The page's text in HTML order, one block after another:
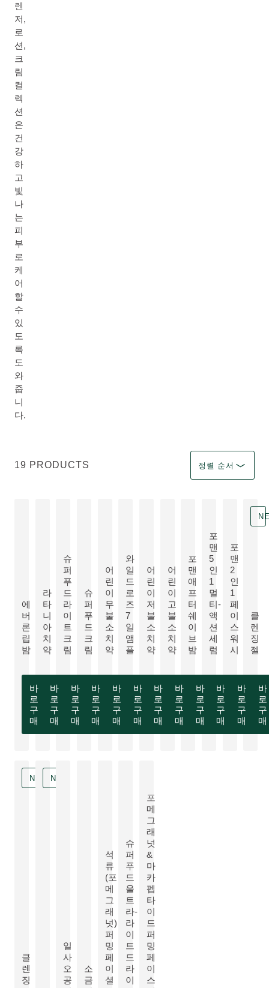
렌
저,
로
션,
크
림
컬
렉
션
은
건
강
하
고
빛
나
는
피
부
로
케
어
할
수
있
도
록
도
와
줍
니
다.
19 PRODUCTS 정렬 순서
더 알아보기:
에
버
론
립
밤
바
로
구
매
더 알아보기:
라
타
니
아
치
약
바
로
구
매
더 알아보기:
슈
퍼
푸
드
라
이
트
크
림
바
로
구
매
더 알아보기:
슈
퍼
푸
드
크
림
바
로
구
매
더 알아보기:
어
린
이
무
불
소
치
약
바
로
구
매
더 알아보기:
와
일
드
로
즈
7
일
앰
플
바
로
구
매
더 알아보기:
어
린
이
저
불
소
치
약
바
로
구
매
더 알아보기:
어
린
이
고
불
소
치
약
바
로
구
매
더 알아보기:
포
맨
애
프
터
쉐
이
브
밤
바
로
구
매
더 알아보기:
포
맨
5
인
1
멀
티-
액
션
세
럼
바
로
구
매
더 알아보
포
맨
2
인
1
페
이
스
워
시
바
로
구
매
더
클
렌
징
젤
바
로
구
매
NEW
더 알아보기:
클
렌
징
NEW
더 알아보기:
일
사
오
공
소
금
더 알아보기:
석
류
(포
메
그
래
넛)
퍼
밍
페
이
셜
더 알아보기:
슈
퍼
푸
드
울
트
라-
라
이
트
드
라
이
더 알아보기:
포
메
그
래
넛
&
마
카
펩
타
이
드
퍼
밍
페
이
스